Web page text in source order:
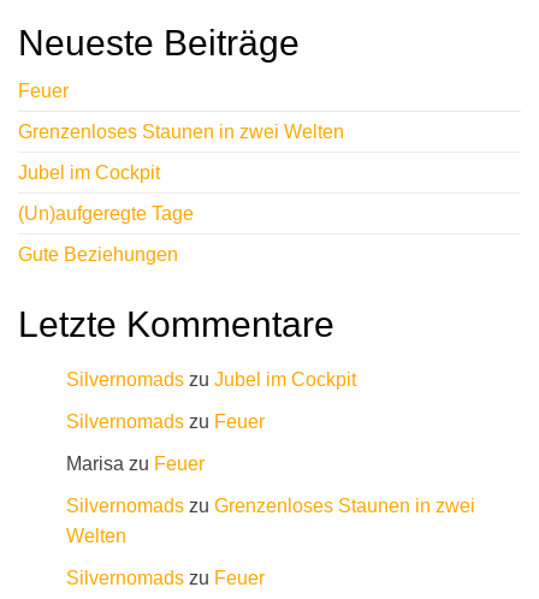
t
e
r
t
i
e
Neueste Beiträge
Feuer
Grenzenloses Staunen in zwei Welten
Jubel im Cockpit
(Un)aufgeregte Tage
Gute Beziehungen
Letzte Kommentare
Silvernomads zu Jubel im Cockpit
Silvernomads zu Feuer
Marisa zu Feuer
Silvernomads zu Grenzenloses Staunen in zwei
Welten
Silvernomads zu Feuer